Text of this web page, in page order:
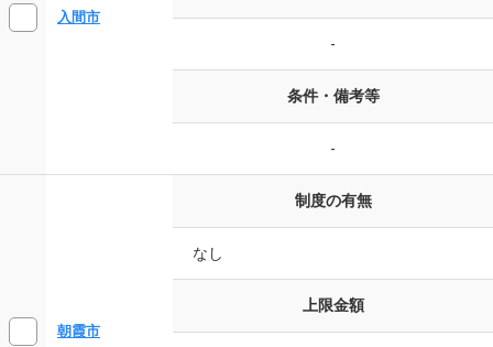
入間市
-
条件・備考等
-
朝霞市
制度の有無
なし
上限金額